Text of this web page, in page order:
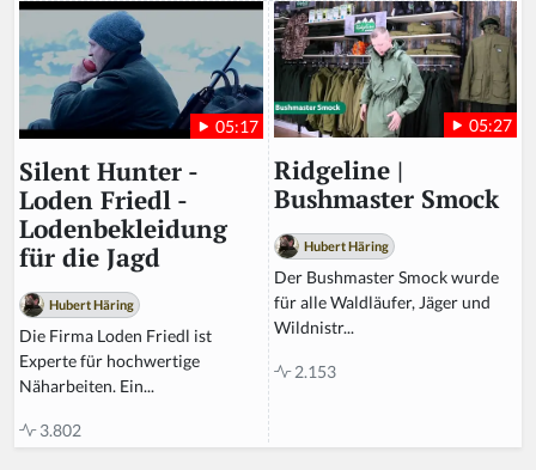
05:17
Silent Hunter -
Loden Friedl -
Lodenbekleidung
für die Jagd
Hubert Häring
Die Firma Loden Friedl ist
Experte für hochwertige
Näharbeiten. Ein...
3.802
05:27
Ridgeline |
Bushmaster Smock
Hubert Häring
Der Bushmaster Smock wurde
für alle Waldläufer, Jäger und
Wildnistr...
2.153